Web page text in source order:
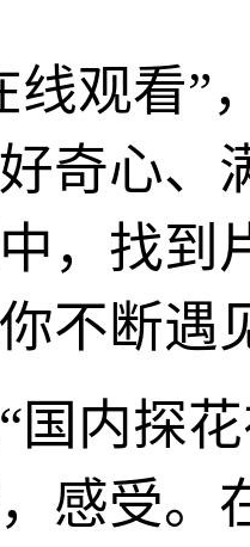
线观看”
奇心、
，找到
不断遇
国内探
感受。